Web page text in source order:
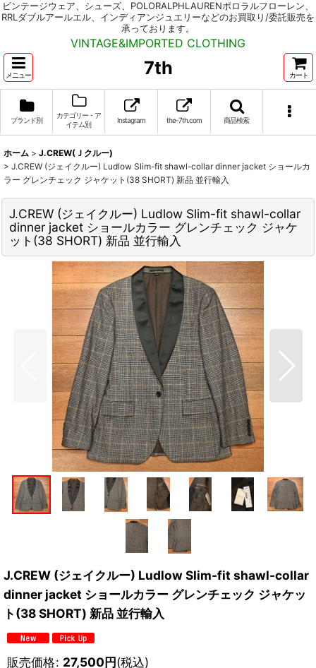
ビンテージウェア、シューズ、POLORALPHLAURENポロラルフローレン、
RRLダブルアールエル、インディアンジュエリーなどのお買取り/委託販売を
承っております。
VINTAGE&IMPORTED CLOTHING
メニュー 7th カート
ブランド別
カテゴリー・ア
イテム別
Instagram the-7th.com 商品検索
ホーム > J.CREW(Ｊクルー)
> J.CREW (ジェイクルー) Ludlow Slim-fit shawl-collar dinner jacket ショールカ
ラー グレンチェック ジャケット(38 SHORT) 新品 並行輸入
J.CREW (ジェイクルー) Ludlow Slim-fit shawl-collar
dinner jacket ショールカラー グレンチェック ジャケ
ット(38 SHORT) 新品 並行輸入
J.CREW (ジェイクルー) Ludlow Slim-fit shawl-collar
dinner jacket ショールカラー グレンチェック ジャケッ
ト(38 SHORT) 新品 並行輸入
販売価格: 27,500円(税込)